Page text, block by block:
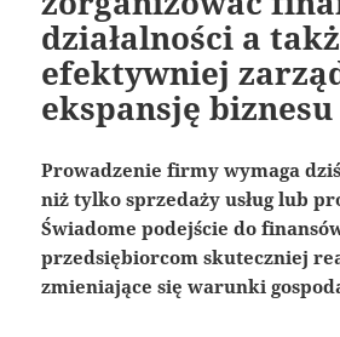
działalności a
efektywniej
ekspansję biznesu
Prowadzenie firmy wymaga
niż tylko sprzedaży usług lub
Świadome podejście do
przedsiębiorcom skuteczniej
zmieniające się warunki